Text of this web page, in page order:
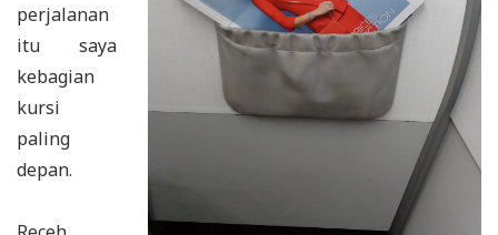
perjalanan
itu saya
kebagian
kursi
paling
depan.